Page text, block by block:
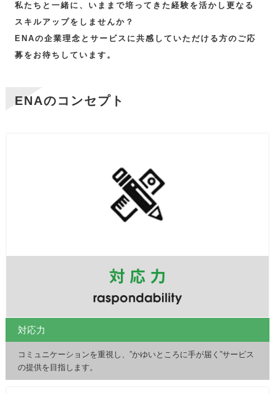
私たちと一緒に、いままで培ってきた経験を活かし更なる
スキルアップをしませんか？
ENAの企業理念とサービスに共感していただける方のご応
募をお待ちしています。
ENAのコンセプト
対応力
コミュニケーションを重視し、”かゆいところに手が届く”サービス
の提供を目指します。